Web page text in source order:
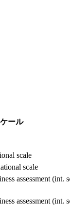
ール
scale
scale
assessment (int.
assessment (int.